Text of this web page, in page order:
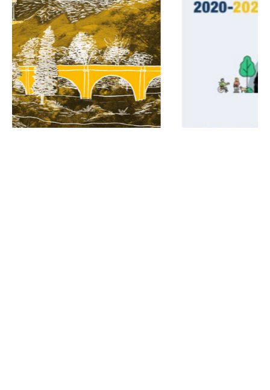
Previous
ANDI en Redes
Tweets por @ANDI_Colombia
© ANDI - Asociación Nacional de Empresarios de Colombia ® 2026 Todos
los Derechos Reservados
Dirección: Calle 73 # 8 – 13 Piso 7 Torre A. Tel: (1) 3268500